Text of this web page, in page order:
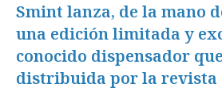
Smint lanza, de la mano
una edición limitada y
conocido dispensador
distribuida por la revista